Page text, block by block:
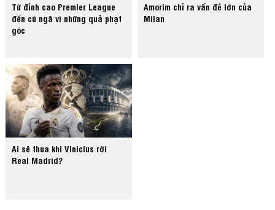
Từ đỉnh cao Premier League
đến cú ngã vì những quả phạt
góc
Amorim chỉ ra vấn đề lớn của
Milan
Ai sẽ thua khi Vinicius rời
Real Madrid?